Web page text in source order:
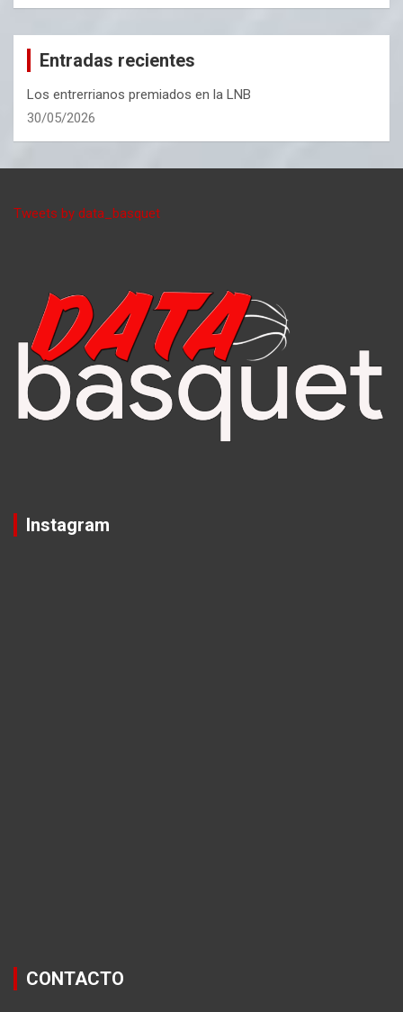
Entradas recientes
Los entrerrianos premiados en la LNB
30/05/2026
Tweets by data_basquet
Instagram
CONTACTO